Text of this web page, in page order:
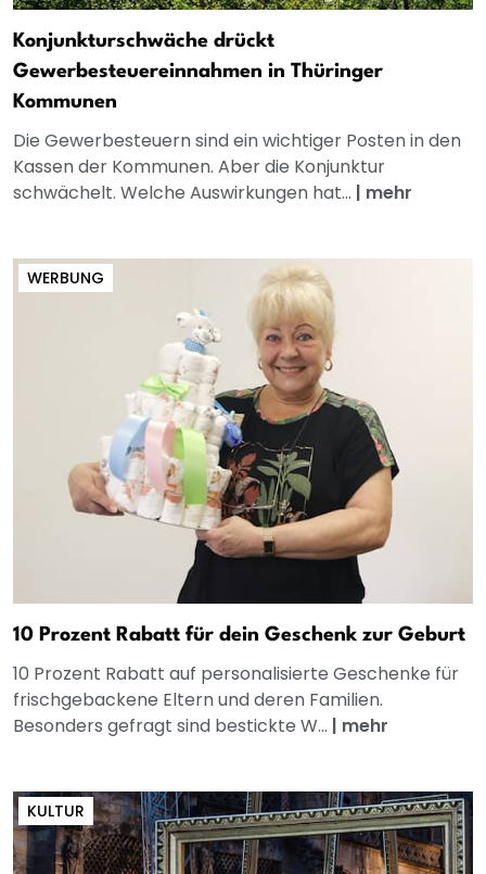
Konjunkturschwäche drückt
Gewerbesteuereinnahmen in Thüringer
Kommunen
Die Gewerbesteuern sind ein wichtiger Posten in den
Kassen der Kommunen. Aber die Konjunktur
schwächelt. Welche Auswirkungen hat... | mehr
WERBUNG
10 Prozent Rabatt für dein Geschenk zur Geburt
10 Prozent Rabatt auf personalisierte Geschenke für
frischgebackene Eltern und deren Familien.
Besonders gefragt sind bestickte W... | mehr
KULTUR